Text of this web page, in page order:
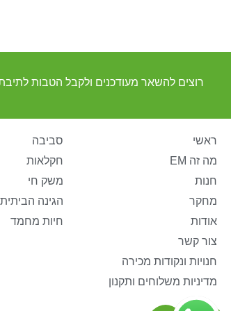
רוצים להשאר מעודכנים ולקבל הטבות
ראשי
מה זה EM
חנות
מחקר
אודות
צור קשר
חנויות ונקודות מכירה
מדיניות משלוחים ותקנון
סביבה
חקלאות
משק חי
הגינה הביתית
חיות מחמד